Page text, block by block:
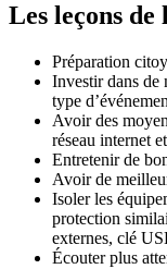
Les leçons de
Préparation
Investir dans de
type
Avoir des
réseau internet
Entretenir de
Avoir de
Isoler les
protection
externes, clé
Écouter plus